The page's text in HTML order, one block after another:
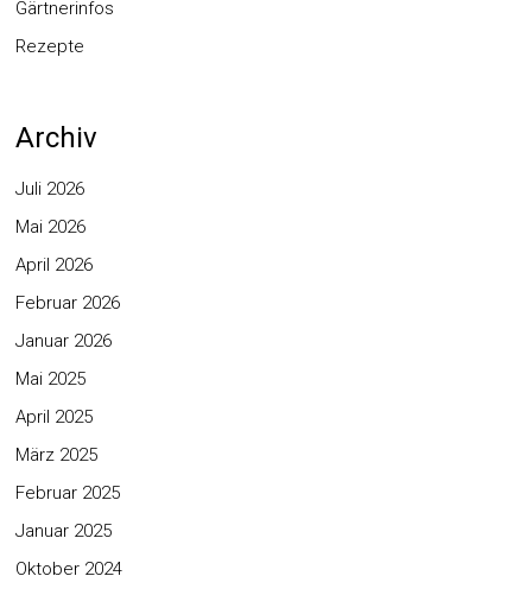
Gärtnerinfos
Rezepte
Archiv
Juli 2026
Mai 2026
April 2026
Februar 2026
Januar 2026
Mai 2025
April 2025
März 2025
Februar 2025
Januar 2025
Oktober 2024